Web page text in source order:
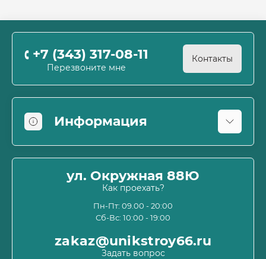
+7 (343) 317-08-11
Перезвоните мне
Контакты
Информация
Информация о доставке
Пользовательское соглашение и оферта
Политика конфиденциальности
Связаться с нами
ул. Окружная 88Ю
Как проехать?
Пн-Пт: 09.00 - 20:00
Сб-Вс: 10:00 - 19:00
zakaz@unikstroy66.ru
Задать вопрос